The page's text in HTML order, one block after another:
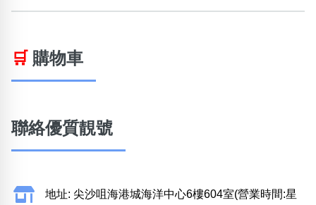
🛒 購物車
聯絡優質靚號
地址: 尖沙咀海港城海洋中心6樓604室(營業時間:星